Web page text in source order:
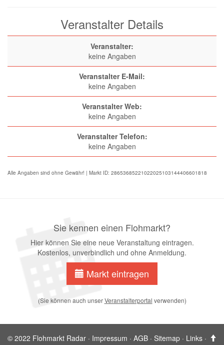
Veranstalter Details
Veranstalter:
keine Angaben
Veranstalter E-Mail:
keine Angaben
Veranstalter Web:
keine Angaben
Veranstalter Telefon:
keine Angaben
Alle Angaben sind ohne Gewähr! | Markt ID: 28653685221022025103144406601818
Sie kennen einen Flohmarkt?
Hier können Sie eine neue Veranstaltung eintragen.
Kostenlos, unverbindlich und ohne Anmeldung.
Markt eintragen
(Sie können auch unserVeranstalterportal verwenden)
© 2022 Flohmarkt Radar · Impressum · AGB · Sitemap · Links ·